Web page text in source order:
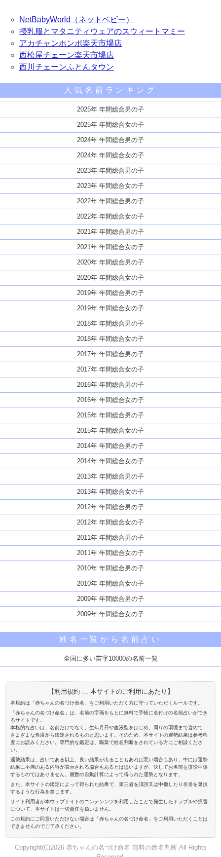
NetBabyWorld（ネットベビー）
授乳服とマタニティウェアのスウィートマミー
アカチャンホンポ楽天市場店
西松屋チェーン楽天市場店
西川チェーンふとんタウン
人気名前ランキング
2025年 年間総合男の子
2025年 年間総合女の子
2024年 年間総合男の子
2024年 年間総合女の子
2023年 年間総合男の子
2023年 年間総合女の子
2022年 年間総合男の子
2022年 年間総合女の子
2021年 年間総合男の子
2021年 年間総合女の子
2020年 年間総合男の子
2020年 年間総合女の子
2019年 年間総合男の子
2019年 年間総合女の子
2018年 年間総合男の子
2018年 年間総合女の子
2017年 年間総合男の子
2017年 年間総合女の子
2016年 年間総合男の子
2016年 年間総合女の子
2015年 年間総合男の子
2015年 年間総合女の子
2014年 年間総合男の子
2014年 年間総合女の子
2013年 年間総合男の子
2013年 年間総合女の子
2012年 年間総合男の子
2012年 年間総合女の子
2011年 年間総合男の子
2011年 年間総合女の子
2010年 年間総合男の子
2010年 年間総合女の子
2009年 年間総合男の子
2009年 年間総合女の子
姓名一覧から名前占い
全国に多い苗字10000の名前一覧
【利用規約 … 本サイトのご利用にあたり】
本規約は「赤ちゃんの名づけ命名」をご利用いただく方に守っていただくルールです。
「赤ちゃんの名づけ命名」は、名前の字画をもとに無料で手軽に名付けの名前占いができ
るサイトです。
本格的な占いは、名前だけでなく、生年月日や血液型をはじめ、周りの環境まで含めて、
さまざまな角度から鑑定されるものと思います。そのため、本サイトの運勢結果は参考程
度にお読みください。専門的な鑑定は、職業で姓名判断をされている方にご相談くださ
い。
運勢結果は、占いである以上、良い結果が出ることもあれば悪い場合もあり、中には運勢
結果に不満のある内容が表示される場合もあるとは思いますが、決してお名前を誹謗中傷
するものではありません。画数の自動計算によって得られた運勢となります。
また、本サイトの鑑定によって得られた結果で、第三者を誹謗又は中傷したり名誉を棄損
するような行為を禁じます。
サイト利用者が本ウェブサイトのコンテンンツを利用したことで発生したトラブルや損害
について、本サイトは一切責任を負いません。
この規約にご同意いただけない場合は「赤ちゃんの名づけ命名」をご利用いただくことは
できませんのでご了承ください。
Copyright(C)2026 赤ちゃんの名づけ命名 無料の姓名判断 All Rights